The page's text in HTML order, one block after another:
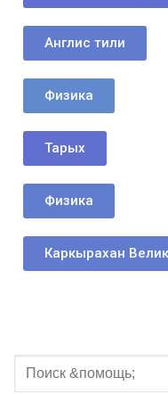
Англис тили
Физика
Тарых
Физика
Каркырахан